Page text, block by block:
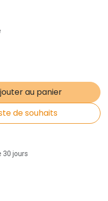
au panier
de souhaits
30 jours